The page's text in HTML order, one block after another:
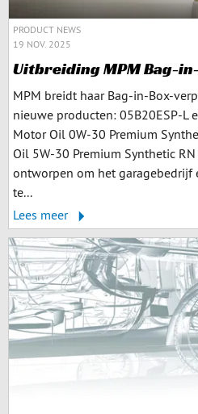
PRODUCT NEWS
19 NOV. 2025
Uitbreiding MPM Bag-
MPM breidt haar Bag-in-Box-
nieuwe producten: 05B20ESP-L
Motor Oil 0W-30 Premium
Oil 5W-30 Premium Synthetic
ontworpen om het garagebedrijf
te...
Lees meer